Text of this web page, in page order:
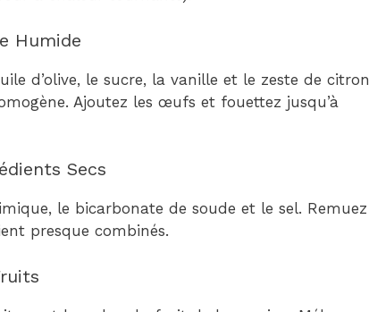
Humide
d’olive, le sucre, la vanille et le zeste de citron
Ajoutez les œufs et fouettez jusqu’à
Secs
le bicarbonate de soude et le sel. Remuez
presque combinés.